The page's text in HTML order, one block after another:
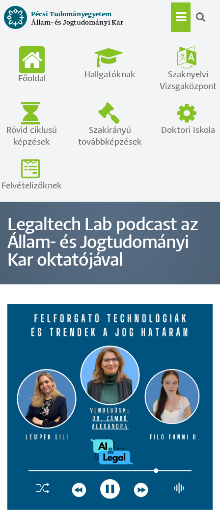
Ugrás
a
tartalomra
Pécsi Tudományegyetem
Állam- és Jogtudományi Kar
Main
Főoldal Hallgatóknak
Szaknyelvi
Vizsgaközpont
Rövid ciklusú
képzések
Szakirányú
továbbképzések
Doktori Iskola
Felvételizőknek
Legaltech Lab podcast az
Állam- és Jogtudományi
Kar oktatójával